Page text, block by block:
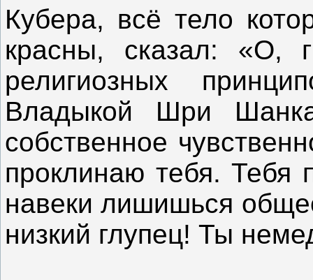
Кубера, всё тело
красны, сказал: «О,
религиозных
Владыкой Шри
собственное
проклинаю тебя. Тебя
навеки лишишься
низкий глупец! Ты